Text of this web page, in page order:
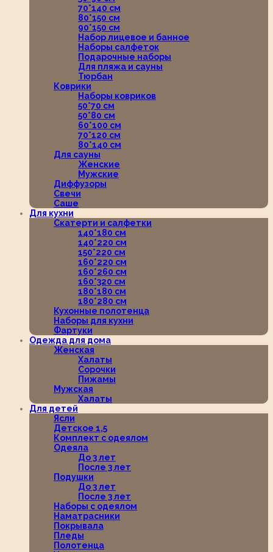
70*140 см
80*150 см
90*150 см
Набор лицевое и банное
Наборы салфеток
Подарочные наборы
Для пляжа и сауны
Тюрбан
Коврики
Наборы ковриков
50*70 см
50*80 см
60*100 см
70*120 см
80*140 см
Для сауны
Женские
Мужские
Диффузоры
Свечи
Саше
Для кухни
Скатерти и салфетки
140*180 см
140*220 см
150*220 см
160*220 см
160*260 см
160*320 см
180*180 см
180*280 см
Кухонные полотенца
Наборы для кухни
Фартуки
Одежда для дома
Женская
Халаты
Сорочки
Пижамы
Мужская
Халаты
Для детей
Ясли
Детское 1,5
Комплект с одеялом
Одеяла
До 3 лет
После 3 лет
Подушки
До 3 лет
После 3 лет
Наборы с одеялом
Наматрасники
Покрывала
Пледы
Полотенца